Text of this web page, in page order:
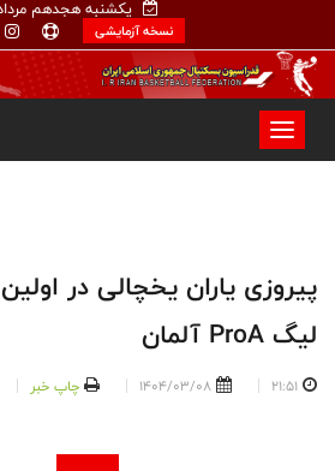
یکشنبه هجدهم
نسخه آزمایشی
پیروزی یاران یخچالی در
لیگ ProA آلمان
21:51
1404/03/08 چاپ خبر